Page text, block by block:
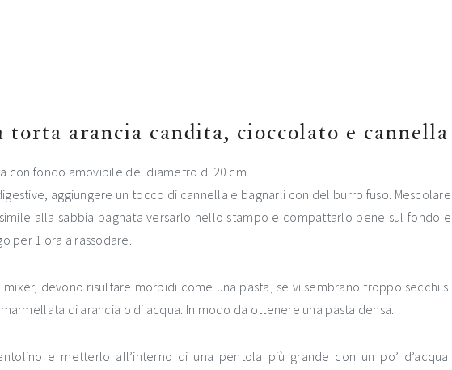
torta arancia candita, cioccolato e cannella
con fondo amovibile del diametro di 20 cm.
aggiungere un tocco di cannella e bagnarli con del burro fuso. Mescolare
alla sabbia bagnata versarlo nello stampo e compattarlo bene sul fondo e
per 1 ora a rassodare.
devono risultare morbidi come una pasta, se vi sembrano troppo secchi si
di arancia o di acqua. In modo da ottenere una pasta densa.
e metterlo all’interno di una pentola più grande con un po’ d’acqua.